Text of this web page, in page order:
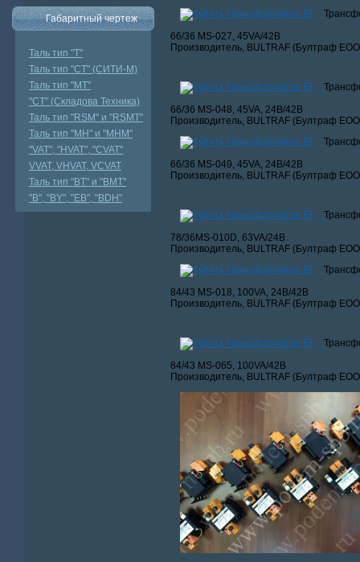
Габаритный чертеж
Таль тип "Т"
Таль тип "СТ" (СИТИ-М)
Таль тип "МТ"
"СТ" (Складова Техника)
Таль тип "RSМ" и "RSMT"
Таль тип "MH" и "МНМ"
"VAT", "HVAT", "CVAT"
VVAT, VHVAT, VCVAT
Таль тип "BT" и "BMT"
"В", "BY", "EВ", "BDH"
66/36 MS-027, 45VA/42В
Производитель, BULTRAF (Бултраф
66/36 MS-048, 45VA, 24В/42В
Производитель, BULTRAF (Бултраф
66/36 MS-049, 45VA, 24В/42В
Производитель, BULTRAF (Бултраф
78/36MS-010D, 63VA/24В
Производитель, BULTRAF (Бултраф
84/43 MS-018, 100VA, 24В/42В
Производитель, BULTRAF (Бултраф
84/43 MS-065, 100VA/42В
Производитель, BULTRAF (Бултраф